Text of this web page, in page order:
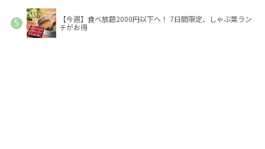
【今週】食べ放題2000円以下へ！ 7日間限定、しゃぶ葉ラン
チがお得